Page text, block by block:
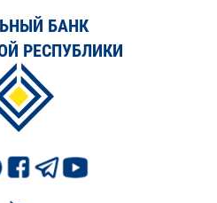
БАНК
РЕСПУБЛИКИ